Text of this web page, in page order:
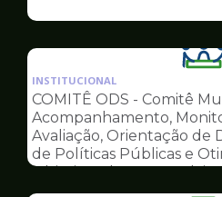
da
de
INSTITUCIONAL
COMITÊ ODS - Comitê
Acompanhamento,
Avaliação, Orientação de
de Políticas Públicas e
Objetivos do